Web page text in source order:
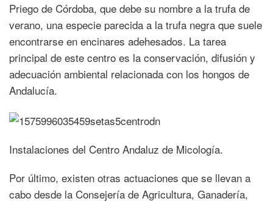
Priego de Córdoba, que debe su nombre a la trufa de
verano, una especie parecida a la trufa negra que suele
encontrarse en encinares adehesados. La tarea
principal de este centro es la conservación, difusión y
adecuación ambiental relacionada con los hongos de
Andalucía.
Instalaciones del Centro Andaluz de Micología.
Por último, existen otras actuaciones que se llevan a
cabo desde la Consejería de Agricultura, Ganadería,